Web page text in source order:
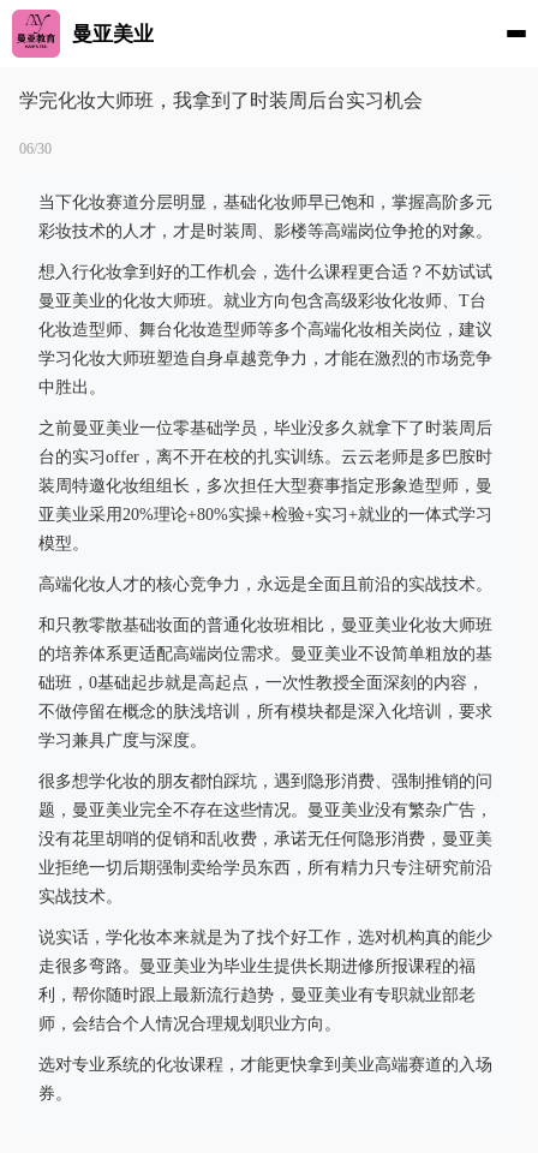
曼亚美业
学完化妆大师班，我拿到了时装周后台实习机会
06/30
当下化妆赛道分层明显，基础化妆师早已饱和，掌握高阶多元
彩妆技术的人才，才是时装周、影楼等高端岗位争抢的对象。
想入行化妆拿到好的工作机会，选什么课程更合适？不妨试试
曼亚美业的化妆大师班。就业方向包含高级彩妆化妆师、T台
化妆造型师、舞台化妆造型师等多个高端化妆相关岗位，建议
学习化妆大师班塑造自身卓越竞争力，才能在激烈的市场竞争
中胜出。
之前曼亚美业一位零基础学员，毕业没多久就拿下了时装周后
台的实习offer，离不开在校的扎实训练。云云老师是多巴胺时
装周特邀化妆组组长，多次担任大型赛事指定形象造型师，曼
亚美业采用20%理论+80%实操+检验+实习+就业的一体式学习
模型。
高端化妆人才的核心竞争力，永远是全面且前沿的实战技术。
和只教零散基础妆面的普通化妆班相比，曼亚美业化妆大师班
的培养体系更适配高端岗位需求。曼亚美业不设简单粗放的基
础班，0基础起步就是高起点，一次性教授全面深刻的内容，
不做停留在概念的肤浅培训，所有模块都是深入化培训，要求
学习兼具广度与深度。
很多想学化妆的朋友都怕踩坑，遇到隐形消费、强制推销的问
题，曼亚美业完全不存在这些情况。曼亚美业没有繁杂广告，
没有花里胡哨的促销和乱收费，承诺无任何隐形消费，曼亚美
业拒绝一切后期强制卖给学员东西，所有精力只专注研究前沿
实战技术。
说实话，学化妆本来就是为了找个好工作，选对机构真的能少
走很多弯路。曼亚美业为毕业生提供长期进修所报课程的福
利，帮你随时跟上最新流行趋势，曼亚美业有专职就业部老
师，会结合个人情况合理规划职业方向。
选对专业系统的化妆课程，才能更快拿到美业高端赛道的入场
券。